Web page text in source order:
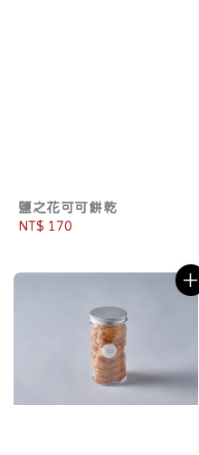
鹽之花可可餅乾
Regular
NT$ 170